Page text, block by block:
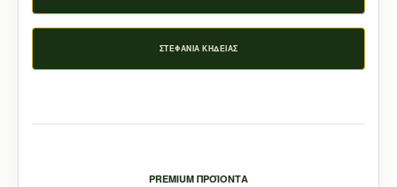
ΣΤΕΦΆΝΙΑ ΚΗΔΕΊΑΣ
PREMIUM ΠΡΟΪΌΝΤΑ